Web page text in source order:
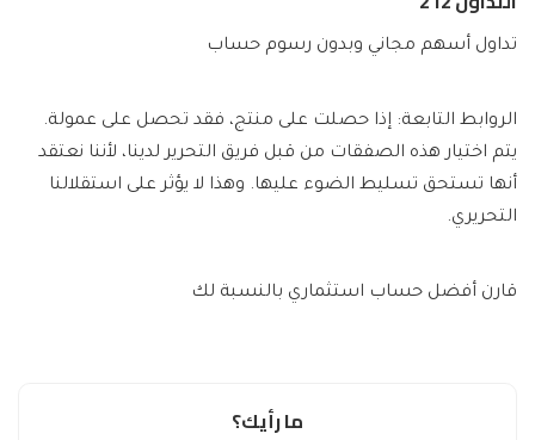
تداول أسهم مجاني وبدون رسوم حساب
الروابط التابعة: إذا حصلت على منتج، فقد تحصل على عمولة.
يتم اختيار هذه الصفقات من قبل فريق التحرير لدينا، لأننا نعتقد
أنها تستحق تسليط الضوء عليها. وهذا لا يؤثر على استقلالنا
التحريري.
قارن أفضل حساب استثماري بالنسبة لك
ما رأيك؟